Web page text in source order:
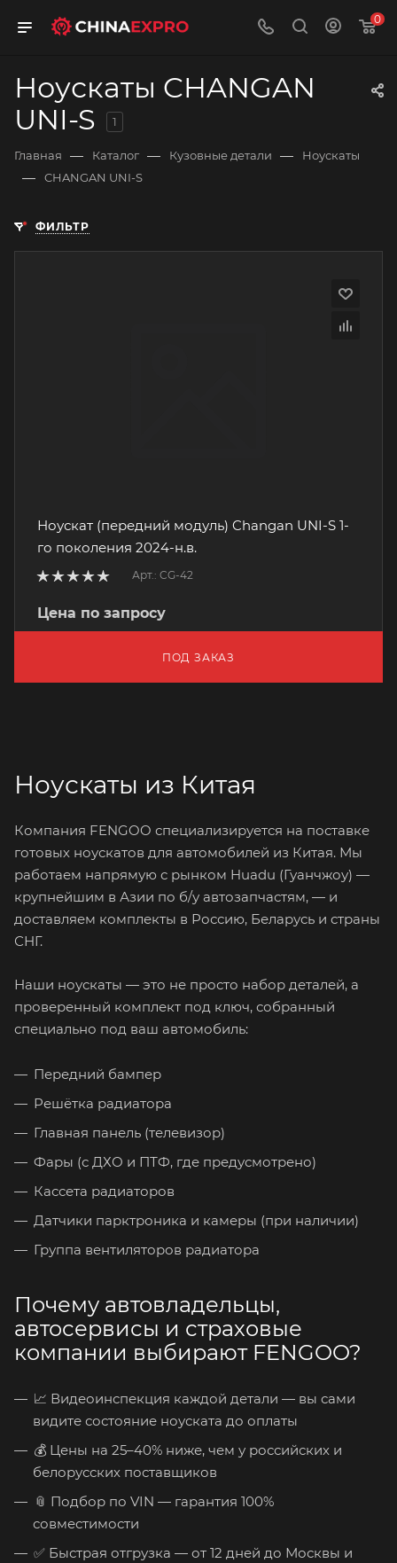
0
Ноускаты CHANGAN
UNI-S
1
Главная — Каталог — Кузовные детали — Ноускаты
— CHANGAN UNI-S
ФИЛЬТР
Ноускат (передний модуль) Changan UNI-S 1-
го поколения 2024-н.в.
Арт.: CG-42
Цена по запросу
ПОД ЗАКАЗ
Ноускаты из Китая
Компания FENGOO специализируется на поставке
готовых ноускатов для автомобилей из Китая. Мы
работаем напрямую с рынком Huadu (Гуанчжоу) —
крупнейшим в Азии по б/у автозапчастям, — и
доставляем комплекты в Россию, Беларусь и страны
СНГ.
Наши ноускаты — это не просто набор деталей, а
проверенный комплект под ключ, собранный
специально под ваш автомобиль:
Передний бампер
Решётка радиатора
Главная панель (телевизор)
Фары (с ДХО и ПТФ, где предусмотрено)
Кассета радиаторов
Датчики парктроника и камеры (при наличии)
Группа вентиляторов радиатора
Почему автовладельцы,
автосервисы и страховые
компании выбирают FENGOO?
📈 Видеоинспекция каждой детали — вы сами
видите состояние ноуската до оплаты
💰 Цены на 25–40% ниже, чем у российских и
белорусских поставщиков
📎 Подбор по VIN — гарантия 100%
совместимости
✅ Быстрая отгрузка — от 12 дней до Москвы и